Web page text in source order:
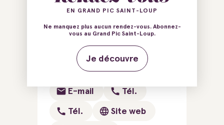
Ajouter au carnet de voyage
80 Impasse Puech Camp
34270 Lauret
E-mail Tél.
Tél. Site web
EN GRAND PIC SAINT-LOUP
Ne manquez plus aucun rendez-vous. Abonnez-
vous au Grand Pic Saint-Loup.
Je découvre